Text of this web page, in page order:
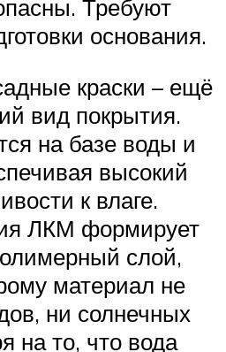
Требуют
основания.
краски – ещё
вид покрытия.
на базе воды и
высокий
к влаге.
ЛКМ формирует
слой,
материал не
ни солнечных
на то, что вода